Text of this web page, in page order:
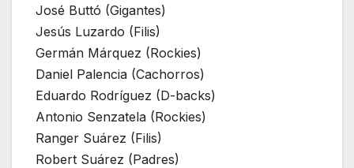
José Buttó (Gigantes)
Jesús Luzardo (Filis)
Germán Márquez (Rockies)
Daniel Palencia (Cachorros)
Eduardo Rodríguez (D-backs)
Antonio Senzatela (Rockies)
Ranger Suárez (Filis)
Robert Suárez (Padres)